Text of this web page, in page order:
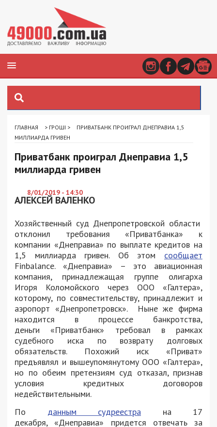
ГЛАВНАЯ > ГРОШІ >
ПРИВАТБАНК ПРОИГРАЛ ДНЕПРАВИА 1,5
МИЛЛИАРДА ГРИВЕН
Приватбанк проиграл Днеправиа 1,5
миллиарда гривен
8/01/2019 - 14:30
АЛЕКСЕЙ ВАЛЕНКО
Хозяйственный суд Днепропетровской области
отклонил требования «Приватбанка» к
компании «Днеправиа» по выплате кредитов на
1,5 миллиарда гривен. Об этом сообщает
Finbalance. «Днеправиа» – это авиационная
компания, принадлежащая группе олигарха
Игоря Коломойского через ООО «Галтера»,
которому, по совместительству, принадлежит и
аэропорт «Днепропетровск». Ныне же фирма
находится в процессе банкротства,
деньги «Приватбанк» требовал в рамках
судебного иска по возврату долговых
обязательств. Похожий иск «Приват»
предъявлял и вышеупомянутому ООО «Галтера»,
но по обеим претензиям суд отказал, признав
условия кредитных договоров
недействительными.
По данным судреестра на 17
декабря, «Днеправиа» придется отвечать за